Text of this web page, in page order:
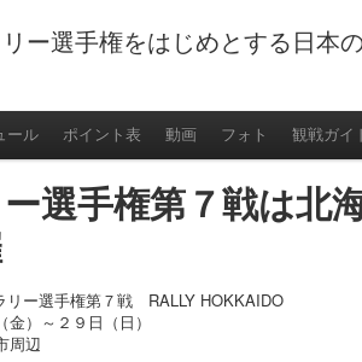
ー選手権をはじめとする日本
ール ポイント表 動画 フォト 観戦ガ
選手権第７戦は北
ー選手権第７戦 RALLY HOKKAIDO
）～２９日（日）
周辺